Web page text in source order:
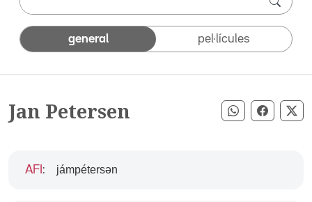
general pel·lícules
Jan Petersen Compartir
AFI : jámpétersən